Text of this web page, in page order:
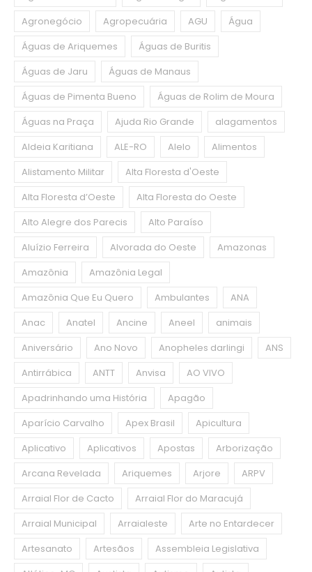
Agronegócio
Agropecuária AGU
Água
Águas de Ariquemes
Águas de Buritis
Águas de Jaru
Águas de Manaus
Águas de Pimenta Bueno
Águas de Rolim de Moura
Águas na Praça
Ajuda Rio Grande
alagamentos
Aldeia Karitiana
ALE-RO Alelo
Alimentos
Alistamento Militar
Alta Floresta d'Oeste
Alta Floresta d’Oeste
Alta Floresta do Oeste
Alto Alegre dos Parecis
Alto Paraíso
Aluízio Ferreira
Alvorada do Oeste
Amazonas
Amazônia
Amazônia Legal
Amazônia Que Eu Quero
Ambulantes
ANA
Anac
Anatel Ancine Aneel
animais
Aniversário
Ano Novo Anopheles darlingi
ANS
Antirrábica
ANTT Anvisa
AO VIVO
Apadrinhando uma História
Apagão
Aparício Carvalho
Apex Brasil
Apicultura
Aplicativo
Aplicativos Apostas
Arborização
Arcana Revelada
Ariquemes Arjore
ARPV
Arraial Flor de Cacto
Arraial Flor do Maracujá
Arraial Municipal
Arraialeste
Arte no Entardecer
Artesanato
Artesãos
Assembleia Legislativa